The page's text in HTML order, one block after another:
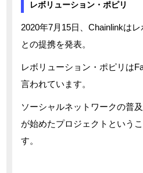
レボリューション・ポピリ
2020年7月15日、Chainlinkは
との提携を発表。
レボリューション・ポピリは
言われています。
ソーシャルネットワークの普
が始めたプロジェクトという
す。